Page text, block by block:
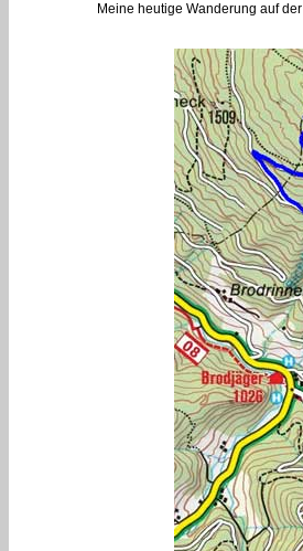
Meine heutige Wanderung auf der